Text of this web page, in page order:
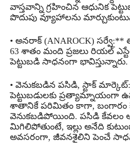
వాస్తవాన్ని గ్రహించిన ఆధునిక
పొదుపు వ్యూహాలను
• అనరాక్ (ANAROCK)
63 శాతం మంది ప్రజలు రియల్
పెట్టుబడి సాధనంగా భావిస్తున్నారు.
• వెనుకబడిన పసిడి, స్టాక్
పెట్టుబడులకు ప్రత్యామ్నాయంగా
శాతానికే పరిమితం కాగా, బంగారం
వెనుకబడిపోయింది. పసిడి కేవలం
మిగిలిపోతుంటే, ఇల్లు అనేది
అవసరంగా, జీవనశైలిని పెంచే